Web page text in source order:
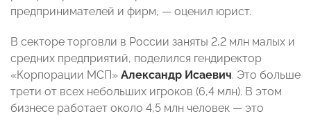
предпринимателей и фирм, — оценил юрист.
В секторе торговли в России заняты 2,2 млн малых и
средних предприятий, поделился гендиректор
«Корпорации МСП» Александр Исаевич. Это больше
трети от всех небольших игроков (6,4 млн). В этом
бизнесе работает около 4,5 млн человек — это